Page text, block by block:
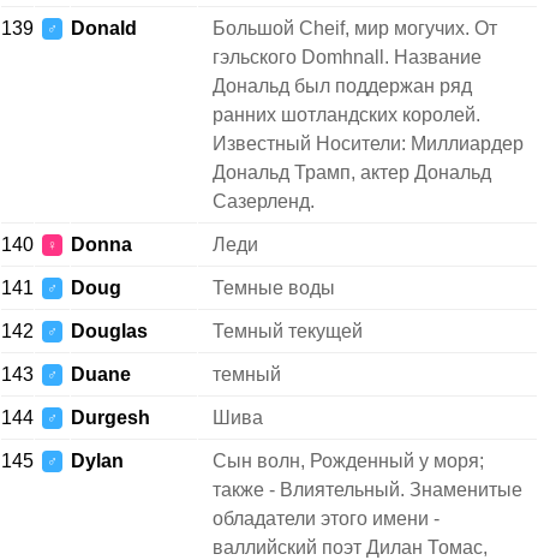
139 ♂ Donald
Большой Cheif, мир могучих. От
гэльского Domhnall. Название
Дональд был поддержан ряд
ранних шотландских королей.
Известный Носители: Миллиардер
Дональд Трамп, актер Дональд
Сазерленд.
140 ♀ Donna Леди
141 ♂ Doug Темные воды
142 ♂ Douglas Темный текущей
143 ♂ Duane темный
144 ♂ Durgesh Шива
145 ♂ Dylan
Сын волн, Рожденный у моря;
также - Влиятельный. Знаменитые
обладатели этого имени -
валлийский поэт Дилан Томас,